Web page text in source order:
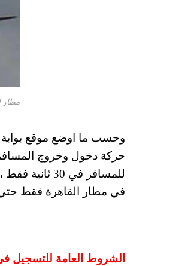
مطار
وحسب ما اوضع موقع بوابة
حركة دخول وخروج
للمسافر في
في مطار القاهرة فقط حتي
الشروط العامة للتسجيل